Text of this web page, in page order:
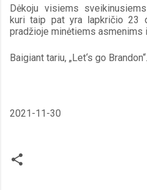
Dėkoju visiems
kuri taip pat yra lapkričio 23
pradžioje minėtiems asmenims
Baigiant tariu, „Let‘s go Brandon“.
2021-11-30